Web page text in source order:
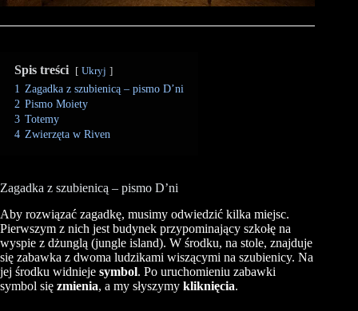
Spis treści Ukryj
1 Zagadka z szubienicą – pismo D’ni
2 Pismo Moiety
3 Totemy
4 Zwierzęta w Riven
Zagadka z szubienicą – pismo D’ni
Aby rozwiązać zagadkę, musimy odwiedzić kilka miejsc.
Pierwszym z nich jest budynek przypominający szkołę na
wyspie z dżunglą (jungle island). W środku, na stole, znajduje
się zabawka z dwoma ludzikami wiszącymi na szubienicy. Na
jej środku widnieje symbol. Po uruchomieniu zabawki
symbol się zmienia, a my słyszymy kliknięcia.